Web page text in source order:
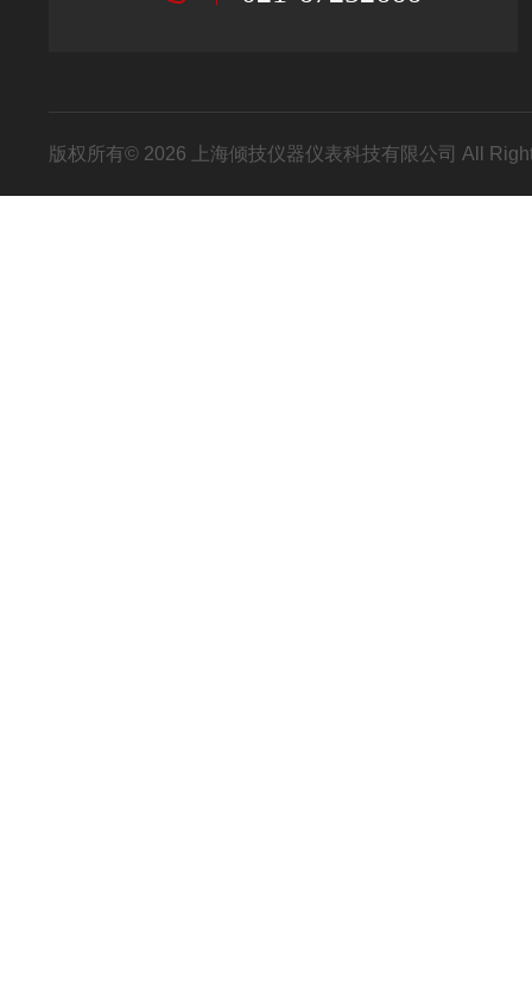
版权所有© 2026 上海倾技仪器仪表科技有限公司 All